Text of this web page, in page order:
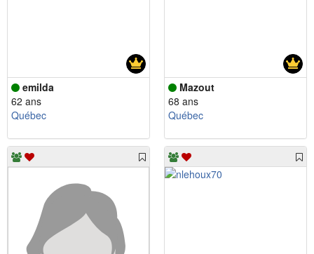
emilda
62 ans
Québec
Mazout
68 ans
Québec